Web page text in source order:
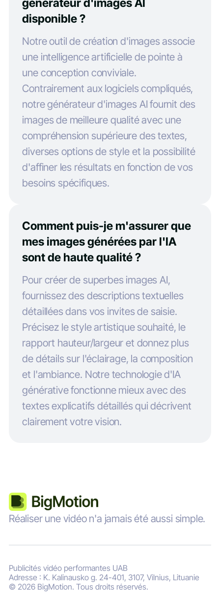
générateur d'images AI
disponible ?
Notre outil de création d'images associe
une intelligence artificielle de pointe à
une conception conviviale.
Contrairement aux logiciels compliqués,
notre générateur d'images AI fournit des
images de meilleure qualité avec une
compréhension supérieure des textes,
diverses options de style et la possibilité
d'affiner les résultats en fonction de vos
besoins spécifiques.
Comment puis-je m'assurer que
mes images générées par l'IA
sont de haute qualité ?
Pour créer de superbes images AI,
fournissez des descriptions textuelles
détaillées dans vos invites de saisie.
Précisez le style artistique souhaité, le
rapport hauteur/largeur et donnez plus
de détails sur l'éclairage, la composition
et l'ambiance. Notre technologie d'IA
générative fonctionne mieux avec des
textes explicatifs détaillés qui décrivent
clairement votre vision.
Réaliser une vidéo n'a jamais été aussi simple.
Publicités vidéo performantes UAB
Adresse : K. Kalinausko g. 24-401, 3107, Vilnius, Lituanie
© 2026 BigMotion. Tous droits réservés.